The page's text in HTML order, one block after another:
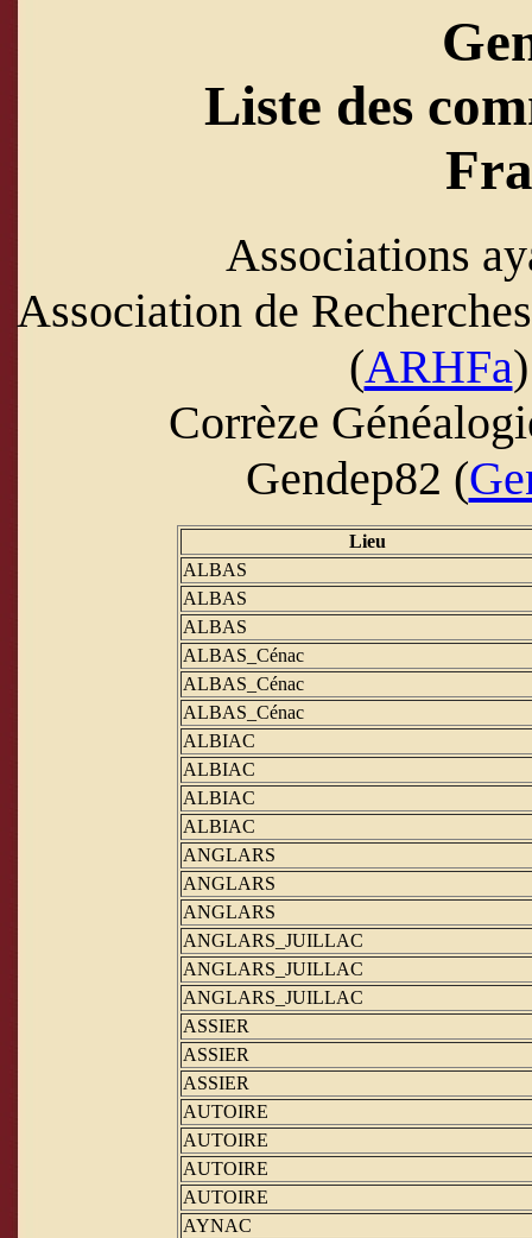
Liste des
Associations
Association de
(ARHFa
Corrèze
Gendep82 (
Lieu
ALBAS
ALBAS
ALBAS
ALBAS_Cénac
ALBAS_Cénac
ALBAS_Cénac
ALBIAC
ALBIAC
ALBIAC
ALBIAC
ANGLARS
ANGLARS
ANGLARS
ANGLARS_JUILLAC
ANGLARS_JUILLAC
ANGLARS_JUILLAC
ASSIER
ASSIER
ASSIER
AUTOIRE
AUTOIRE
AUTOIRE
AUTOIRE
AYNAC